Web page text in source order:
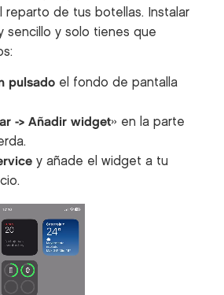
reparto de tus botellas. Instalar
sencillo y solo tienes que
pulsado el fondo de pantalla
-> Añadir widget» en la parte
y añade el widget a tu